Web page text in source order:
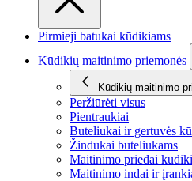
Pirmieji batukai kūdikiams
Kūdikių maitinimo priemonės
Kūdikių maitinimo
Peržiūrėti visus
Pientraukiai
Buteliukai ir gertuvės
Žindukai buteliukams
Maitinimo priedai
Maitinimo indai ir